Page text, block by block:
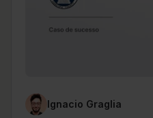
Ignacio Graglia